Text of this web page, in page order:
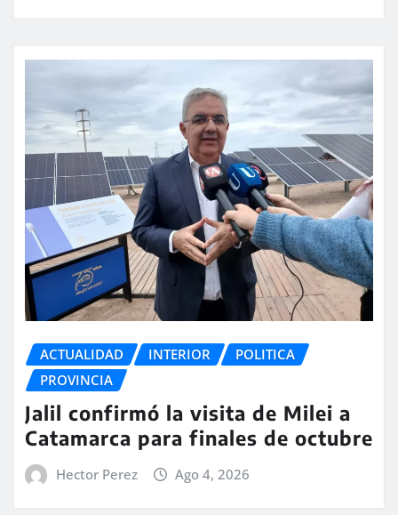
ACTUALIDAD INTERIOR
POLITICA
PROVINCIA
Jalil confirmó la visita de Milei a
Catamarca para finales de octubre
Hector Perez Ago 4, 2026